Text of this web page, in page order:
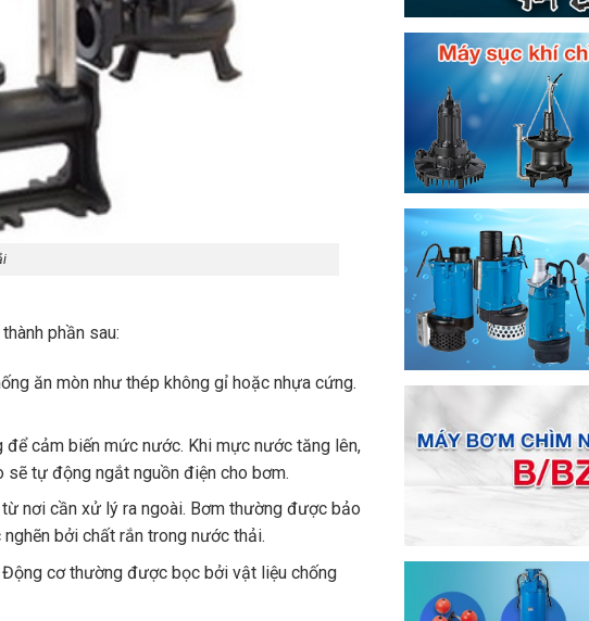
phần sau:
ăn mòn như thép không gỉ hoặc nhựa cứng.
cảm biến mức nước. Khi mực nước tăng lên,
tự động ngắt nguồn điện cho bơm.
nơi cần xử lý ra ngoài. Bơm thường được bảo
bởi chất rắn trong nước thải.
cơ thường được bọc bởi vật liệu chống